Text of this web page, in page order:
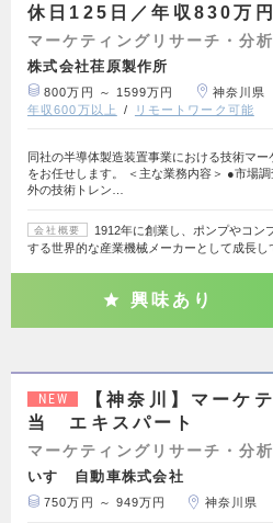
休日125日／年収830万
マーケティングリサーチ・分析
株式会社荏原製作所
800万円 ～ 1599万円 神奈川県
年収600万以上
リモートワーク可能
同社の半導体製造装置事業における技術マー
をお任せします。 ＜主な業務内容＞ ●市場
外の技術トレン…
会社概要
1912年に創業し、ポンプやコン
する世界的な産業機械メーカーとして成長し
興味あり
NEW
【神奈川】マーケ
当 エキスパート
マーケティングリサーチ・分析
いすゞ自動車株式会社
750万円 ～ 949万円 神奈川県